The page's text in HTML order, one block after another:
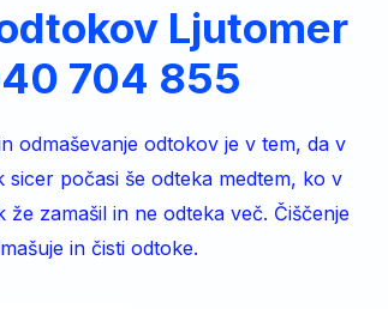
Ljutomer
704 855
odmaševanje odtokov je v tem, da v
počasi še odteka medtem, ko v
zamašil in ne odteka več. Čiščenje
in čisti odtoke.